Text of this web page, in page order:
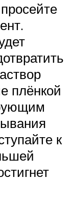
плёнкой
к